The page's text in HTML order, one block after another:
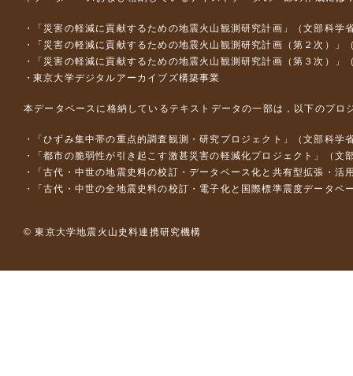
「災害の軽減に貢献するための地震火山観測研究計画」（文部科学
「災害の軽減に貢献するための地震火山観測研究計画（第２次）」
「災害の軽減に貢献するための地震火山観測研究計画（第３次）」
東京大学デジタルアーカイブズ構築事業
本データベースに格納しているテキストデータの一部は，以下のプロ
「ひずみ集中帯の重点的調査観測・研究プロジェクト」（文部科
「都市の脆弱性が引き起こす激甚災害の軽減化プロジェクト」（
「古代・中世の地震史料の校訂・データベース化と共有型拡張・
「古代・中世の全地震史料の校訂・電子化と国際標準震度データ
© 東京大学地震火山史料連携研究機構